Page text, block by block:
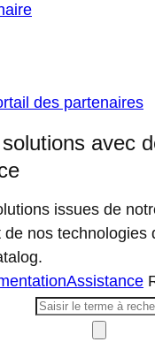
des partenaires
avec
issues de
de nos technologies
Assistance